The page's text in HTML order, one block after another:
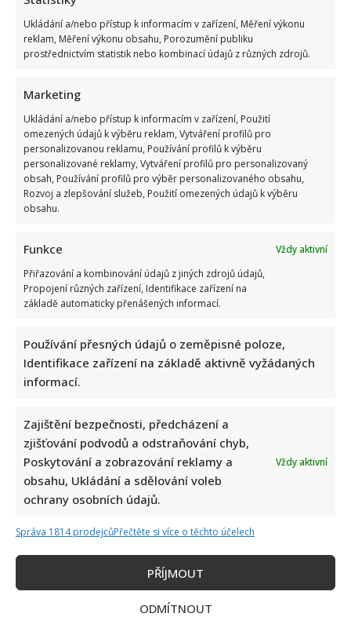
Ukládání a/nebo přístup k informacím v zařízení, Měření výkonu
reklam, Měření výkonu obsahu, Porozumění publiku
prostřednictvím statistik nebo kombinací údajů z různých zdrojů.
Marketing
Ukládání a/nebo přístup k informacím v zařízení, Použití
omezených údajů k výběru reklam, Vytváření profilů pro
personalizovanou reklamu, Používání profilů k výběru
personalizované reklamy, Vytváření profilů pro personalizovaný
obsah, Používání profilů pro výběr personalizovaného obsahu,
Rozvoj a zlepšování služeb, Použití omezených údajů k výběru
obsahu.
Funkce
Vždy aktivní
Přiřazování a kombinování údajů z jiných zdrojů údajů,
Propojení různých zařízení, Identifikace zařízení na
základě automaticky přenášených informací.
Používání přesných údajů o zeměpisné poloze,
Identifikace zařízení na základě aktivně vyžádaných
informací.
Zajištění bezpečnosti, předcházení a
zjišťování podvodů a odstraňování chyb,
Poskytování a zobrazování reklamy a
obsahu, Ukládání a sdělování voleb
ochrany osobních údajů.
Vždy aktivní
Správa 1814 prodejcůPřečtěte si více o těchto účelech
PŘÍJMOUT
ODMÍTNOUT
Test znalostí přírodopisu ze 7. třídy základní školy: 10
otázek ukáže, kdo dával pozor
Autor: Richard Touš
10. 8. 2026
Kvíz na téma nejčastější česká příjmení a jejich původ: Lidé
se skóre nad 7/10 mohou být pyšní
Autor: Richard Touš
pamatuje si biologii ze základní školy dokonale